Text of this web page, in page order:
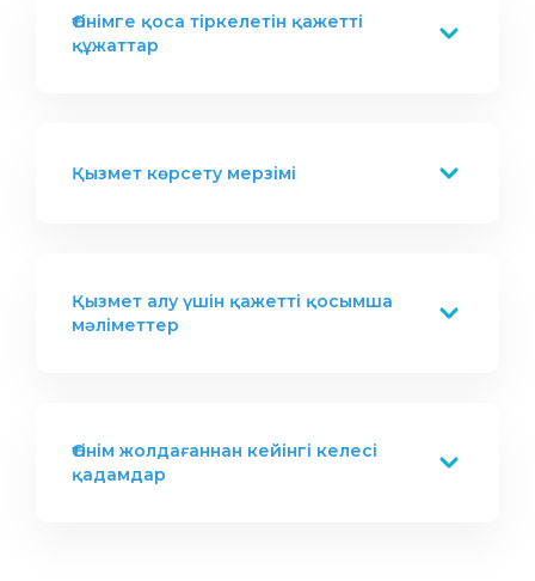
Өтінімге қоса тіркелетін қажетті
құжаттар
Қызмет көрсету мерзімі
Қызмет алу үшін қажетті қосымша
мәліметтер
Өтінім жолдағаннан кейінгі келесі
қадамдар